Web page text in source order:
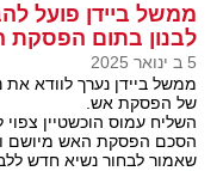
ממשל ביידן פועל
לבנון בתום
5 ב ינואר 2025
של הפסקת אש.
השליח עמוס הוכשטיין צפוי
הסכם הפסקת האש מיושם
שאמור לבחור נשיא חדש